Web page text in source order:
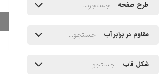
طرح صفحه
مقاوم در برابر آب
شکل قاب